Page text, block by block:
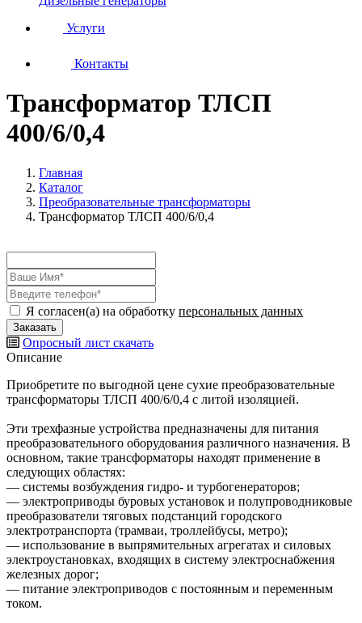
Услуги
Контакты
Трансформатор ТЛСП
400/6/0,4
Главная
Каталог
Преобразовательные трансформаторы
Трансформатор ТЛСП 400/6/0,4
Я согласен(а) на обработку персональных данных
Опросный лист скачать
Описание
Приобретите по выгодной цене сухие преобразовательные
трансформаторы ТЛСП 400/6/0,4 с литой изоляцией.
Эти трехфазные устройства предназначены для питания
преобразовательного оборудования различного назначения. В
основном, такие трансформаторы находят применение в
следующих областях:
— системы возбуждения гидро- и турбогенераторов;
— электроприводы буровых установок и полупроводниковые
преобразователи тяговых подстанций городского
электротранспорта (трамваи, троллейбусы, метро);
— использование в выпрямительных агрегатах и силовых
электроустановках, входящих в систему электроснабжения
железных дорог;
— питание электроприводов с постоянным и переменным
током.